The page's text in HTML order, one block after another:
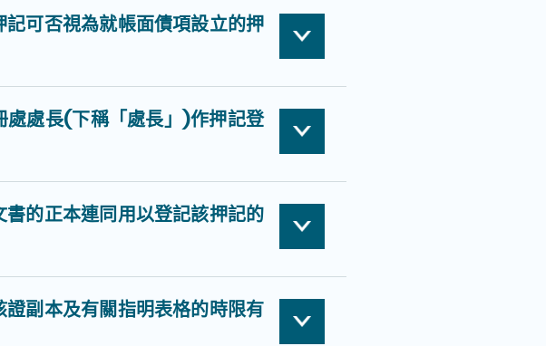
可否視為就帳面債項設立的押
處處長(下稱「處長」)作押記登
的正本連同用以登記該押記的
副本及有關指明表格的時限有